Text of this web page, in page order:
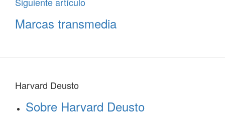
Marcas transmedia
Harvard Deusto
Sobre Harvard Deusto